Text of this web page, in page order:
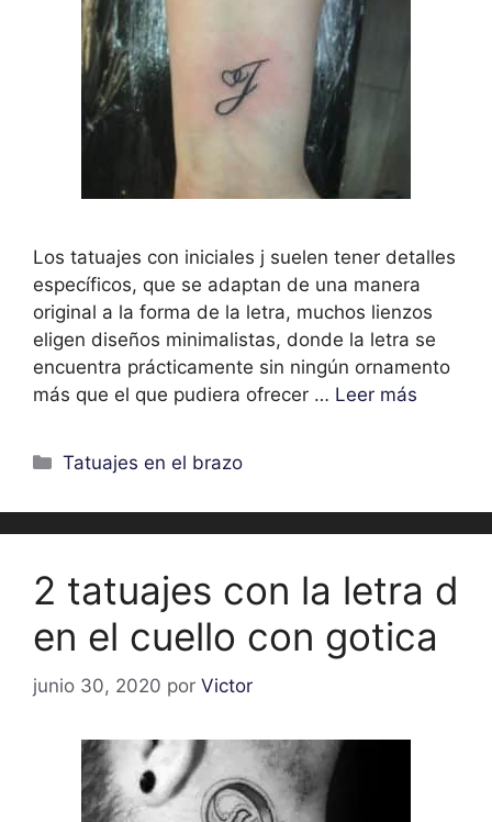
Los tatuajes con iniciales j suelen tener detalles
específicos, que se adaptan de una manera
original a la forma de la letra, muchos lienzos
eligen diseños minimalistas, donde la letra se
encuentra prácticamente sin ningún ornamento
más que el que pudiera ofrecer … Leer más
Categorías
Tatuajes en el brazo
2 tatuajes con la letra d
en el cuello con gotica
junio 30, 2020 por Victor